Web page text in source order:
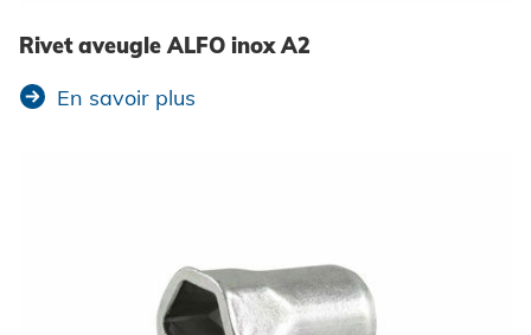
Chercher
Protection des données
Rivet aveugle ALFO inox A2
En savoir plus